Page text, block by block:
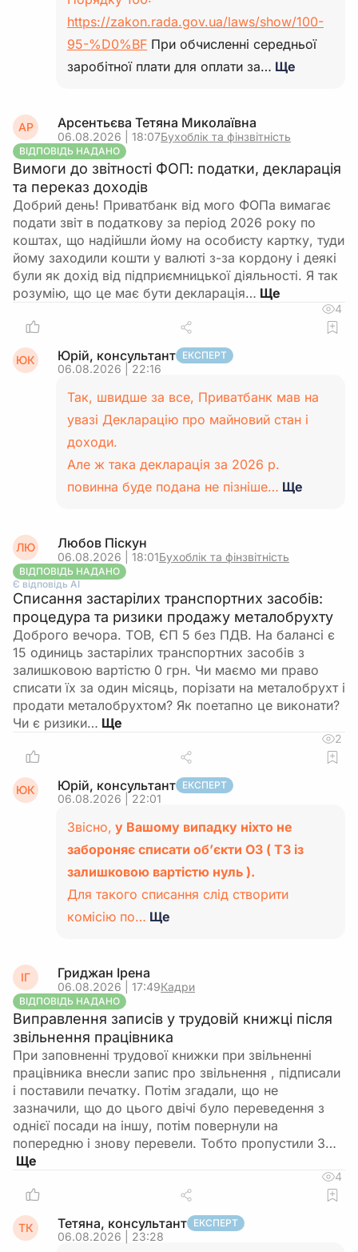
https://zakon.rada.gov.ua/laws/show/100-
95-%D0%BF При обчисленні середньої
заробітної плати для оплати за… Ще
АР Арсентьєва Тетяна Миколаївна
06.08.2026 | 18:07Бухоблік та фінзвітність
ВІДПОВІДЬ НАДАНО
Вимоги до звітності ФОП: податки, декларація
та переказ доходів
Добрий день! Приватбанк від мого ФОПа вимагає
подати звіт в податкову за період 2026 року по
коштах, що надійшли йому на особисту картку, туди
йому заходили кошти у валюті з-за кордону і деякі
були як дохід від підприємницької діяльності. Я так
розумію, що це має бути декларація…
4
ЮК Юрій, консультант ЕКСПЕРТ
06.08.2026 | 22:16
Так, швидше за все, Приватбанк мав на
увазі Декларацію про майновий стан і
доходи.
Але ж така декларація за 2026 р.
повинна буде подана не пізніше… Ще
ЛЮ Любов Піскун
06.08.2026 | 18:01Бухоблік та фінзвітність
ВІДПОВІДЬ НАДАНО
Є відповідь АІ
Списання застарілих транспортних засобів:
процедура та ризики продажу металобрухту
Доброго вечора. ТОВ, ЄП 5 без ПДВ. На балансі є
15 одиниць застарілих транспортних засобів з
залишковою вартістю 0 грн. Чи маємо ми право
списати їх за один місяць, порізати на металобрухт і
продати металобрухтом? Як поетапно це виконати?
Чи є ризики…
2
ЮК Юрій, консультант ЕКСПЕРТ
06.08.2026 | 22:01
Звісно, у Вашому випадку ніхто не
забороняє списати об’єкти ОЗ ( ТЗ із
залишковою вартістю нуль ).
Для такого списання слід створити
комісію по… Ще
ІГ Гриджан Ірена
06.08.2026 | 17:49Кадри
ВІДПОВІДЬ НАДАНО
Виправлення записів у трудовій книжці після
звільнення працівника
При заповненні трудової книжки при звільненні
працівника внесли запис про звільнення , підписали
і поставили печатку. Потім згадали, що не
зазначили, що до цього двічі було переведення з
однієї посади на іншу, потім повернули на
попередню і знову перевели. Тобто пропустили 3…
4
ТК Тетяна, консультант ЕКСПЕРТ
06.08.2026 | 23:28